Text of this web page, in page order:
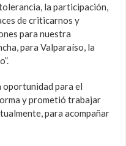
la participación,
de criticarnos y
para nuestra
para Valparaíso, la
oportunidad para el
y prometió trabajar
para acompañar